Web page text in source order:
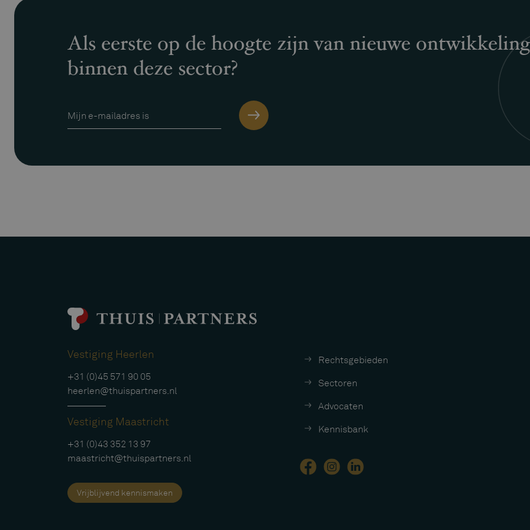
Als eerste op de hoogte zijn van nieuwe
binnen deze sector?
Vestiging Heerlen
+31 (0)45 571 90 05
heerlen@thuispartners.nl
Vestiging Maastricht
+31 (0)43 352 13 97
maastricht@thuispartners.nl
Vrijblijvend kennismaken
Rechtsgebieden
Sectoren
Advocaten
Kennisbank